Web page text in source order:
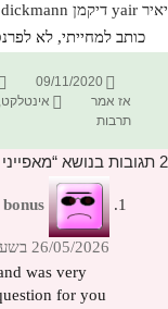
יאיר yair דיקמן dickmann
כותב למחייתי, לא
פורסם
בתאריך
09/11/2020
אז אמר
תגיות
אינטלקט
תרבות
2 תגובות בנושא “מאפייני ימין, קונסרבטיביות #170”
26/05/2026 בשעה 00:40
was very
for you.